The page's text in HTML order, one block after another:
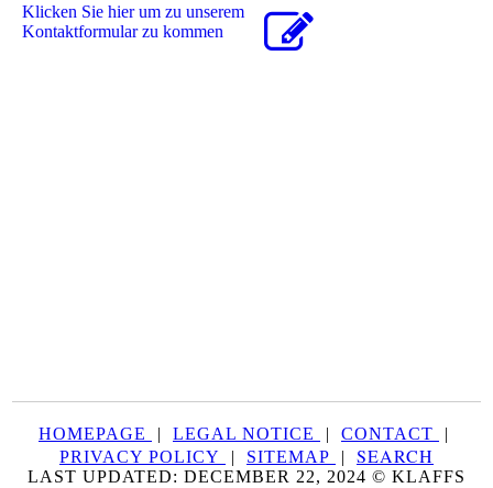
Klicken Sie hier um zu unserem
Kon­takt­for­mu­lar zu kommen
HOMEPAGE | LEGAL NOTICE | CONTACT
|
PRIVACY POLICY
| SITEMAP | SEARCH
LAST UPDATED: DECEMBER 22, 2024 © KLAFFS